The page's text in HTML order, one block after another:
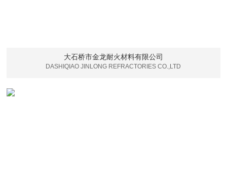
大石桥市金龙耐火材料有限公司
DASHIQIAO JINLONG REFRACTORIES CO.,LTD